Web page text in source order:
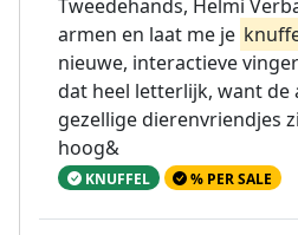
Tweedehands, Helmi
armen en laat me je
nieuwe, interactieve
dat heel letterlijk, want de
gezellige dierenvriendjes
hoog&
KNUFFEL % PER SALE